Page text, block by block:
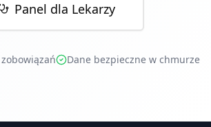
Panel dla Lekarzy
Dane bezpieczne w chmurze